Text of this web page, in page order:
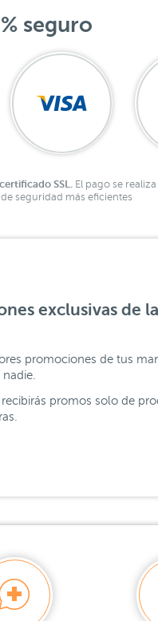
seguro
SSL.
El pago se
seguridad más eficientes
exclusivas de
promociones de tus
promos solo de